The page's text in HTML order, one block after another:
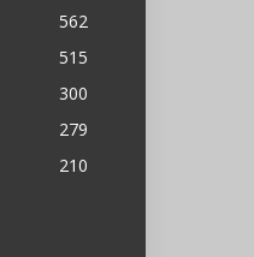
562
515
300
279
210